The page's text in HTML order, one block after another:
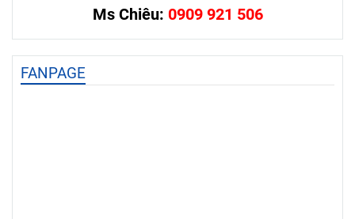
Ms Chiêu: 0909 921 506
FANPAGE